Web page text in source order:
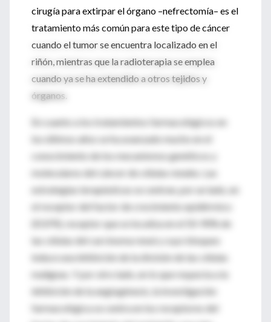
cirugía para extirpar el órgano –nefrectomía– es el
tratamiento más común para este tipo de cáncer
cuando el tumor se encuentra localizado en el
riñón, mientras que la radioterapia se emplea
cuando ya se ha extendido a otros tejidos y
órganos.
En cuanto a los tratamientos farmacológicos en
los últimos años se ha avanzado mucho en el
conocimiento de los mecanismos genéticos y
moleculares del cáncer de células renales. Las
estrategias terapéuticas se centran, por un lado, en
el receptor del factor de crecimiento epidérmico
(EGFR), receptor que se localiza en el 50-90% de
las células del carcinoma renal y cuyo bloqueo
induce una inhibición de la división de las células
malignas. Y por otro lado, en lo que respecta a la
inhibición de la angiogénesis, la investigación
farmacológica se centra en los receptores del